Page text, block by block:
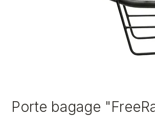
Porte bagage